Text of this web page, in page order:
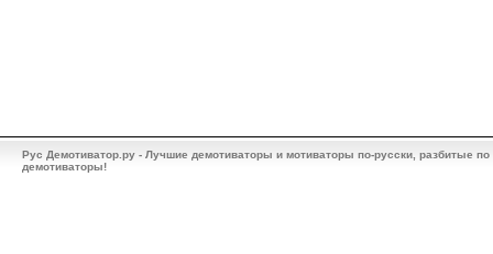
Рус Демотиватор.ру - Лучшие демотиваторы и мотиваторы по-русски, разбитые
демотиваторы!